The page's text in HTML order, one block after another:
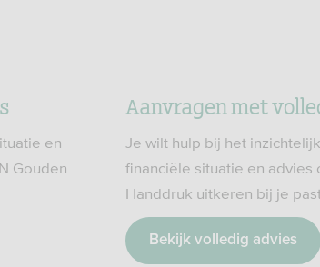
en
Gouden
Aanvragen met
Je wilt hulp bij het
financiële situatie en advies
Handdruk uitkeren bij je
Bekijk volledig advies